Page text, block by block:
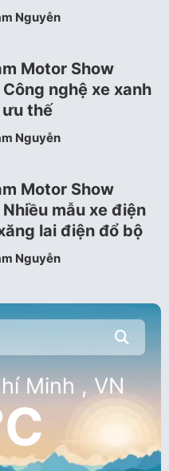
Nguyễn
Motor Show
nghệ xe xanh
thế
Nguyễn
Motor Show
mẫu xe điện
lai điện đổ bộ
Nguyễn
Minh , VN